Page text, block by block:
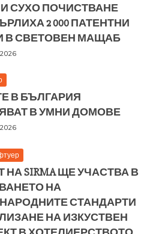
СУХО ПОЧИСТВАНЕ
2 000 ПАТЕНТНИ
В СВЕТОВЕН МАЩАБ
В БЪЛГАРИЯ
В УМНИ ДОМОВЕ
НА SIRMA ЩЕ УЧАСТВА В
НА
СТАНДАРТИ
НА ИЗКУСТВЕН